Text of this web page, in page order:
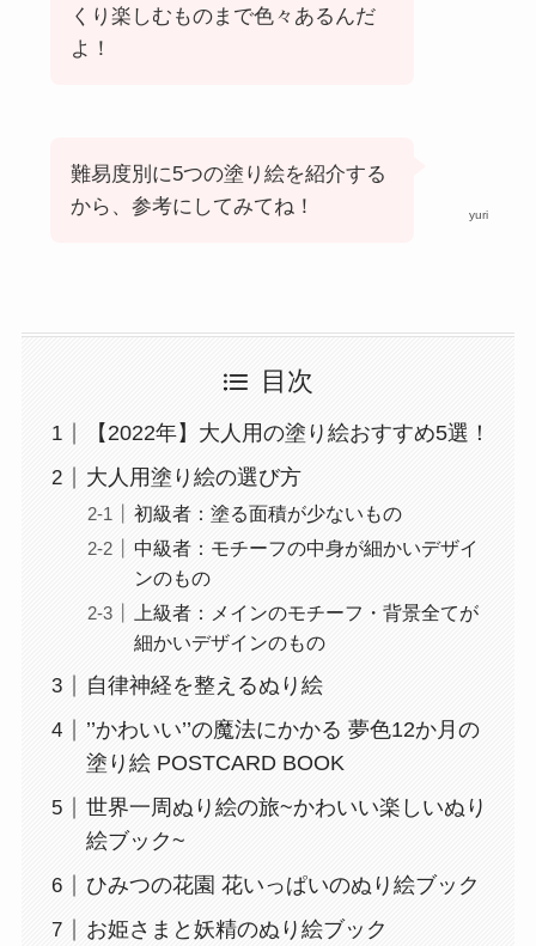
くり楽しむものまで色々あるんだ
よ！
yuri
難易度別に5つの塗り絵を紹介する
から、参考にしてみてね！
目次
【2022年】大人用の塗り絵おすすめ5選！
大人用塗り絵の選び方
初級者：塗る面積が少ないもの
中級者：モチーフの中身が細かいデザイ
ンのもの
上級者：メインのモチーフ・背景全てが
細かいデザインのもの
自律神経を整えるぬり絵
’’かわいい’’の魔法にかかる 夢色12か月の
塗り絵 POSTCARD BOOK
世界一周ぬり絵の旅~かわいい楽しいぬり
絵ブック~
ひみつの花園 花いっぱいのぬり絵ブック
お姫さまと妖精のぬり絵ブック